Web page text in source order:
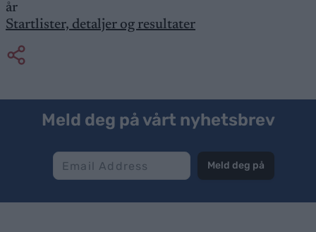
år
Startlister, detaljer og resultater
Meld deg på vårt nyhetsbrev
Meld deg på